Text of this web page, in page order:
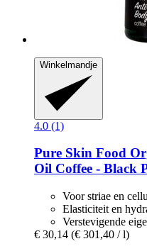
Winkelmandje
4.0 (1)
Pure Skin Food
Oil Coffee -​ Black
Voor striae en
Elasticiteit en
Verstevigende
€ 30,14 (€ 301,40 / l)